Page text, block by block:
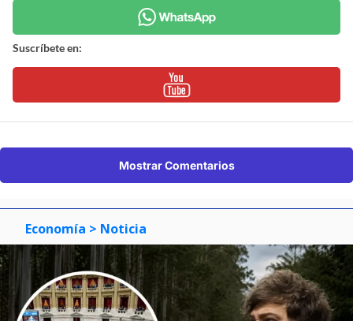
Suscríbete en:
Mostrar Comentarios
Economía > Noticia